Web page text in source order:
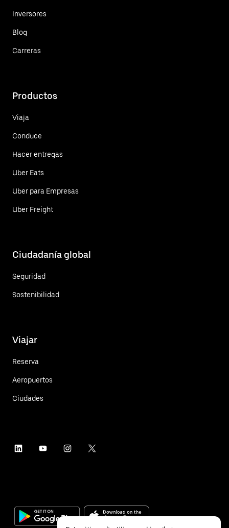
Inversores
Blog
Carreras
Productos
Viaja
Conduce
Hacer entregas
Uber Eats
Uber para Empresas
Uber Freight
Ciudadanía global
Seguridad
Sostenibilidad
Viajar
Reserva
Aeropuertos
Ciudades